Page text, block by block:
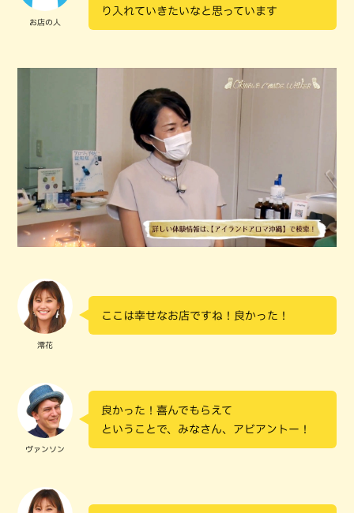
お店の人
り入れていきたいなと思っています
澪花
ここは幸せなお店ですね！良かった！
ヴァンソン
良かった！喜んでもらえて
ということで、みなさん、アビアントー！